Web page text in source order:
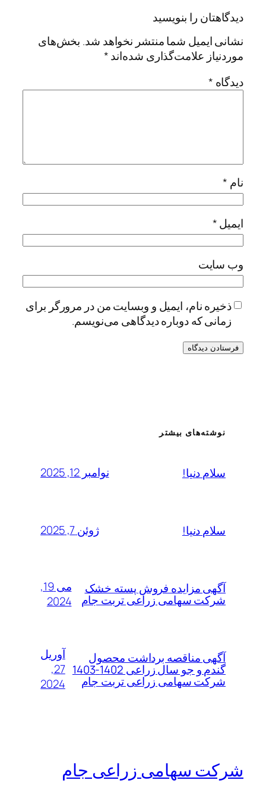
دیدگاهتان را بنویسید
نشانی ایمیل شما منتشر نخواهد شد. بخش‌های
موردنیاز علامت‌گذاری شده‌اند*
دیدگاه *
نام *
ایمیل*
وب‌ سایت
ذخیره نام، ایمیل و وبسایت من در مرورگر برای
زمانی که دوباره دیدگاهی می‌نویسم.
نوشته‌های بیشتر
سلام دنیا! نوامبر 12, 2025
سلام دنیا! ژوئن 7, 2025
آگهی مزایده فروش پسته خشک
شرکت سهامی زراعی تربت جام
می 19,
2024
آگهی مناقصه برداشت محصول
گندم و جو سال زراعی 1402-1403
شرکت سهامی زراعی تربت جام
آوریل
27,
2024
شرکت سهامی زراعی جام